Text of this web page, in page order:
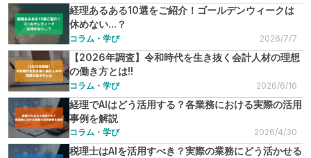
経理あるある10選をご紹介！ゴールデンウィークは
休めない...？
コラム・学び 2026/7/7
【2026年調査】令和時代を生き抜く会計人材の理想
の働き方とは!!
コラム・学び 2026/6/16
経理でAIはどう活用する？各業務における実際の活用
事例を解説
コラム・学び 2026/4/30
税理士はAIを活用すべき？実際の業務にどう活かせる